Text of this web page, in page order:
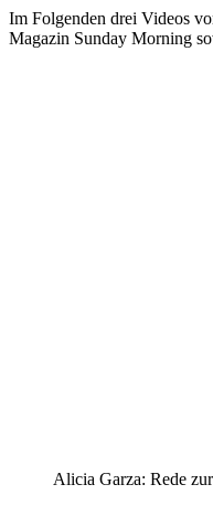
Im Folgenden drei Videos
Magazin Sunday Morning
Alicia Garza: Rede